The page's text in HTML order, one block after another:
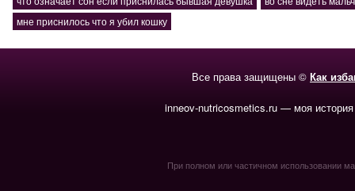
мне приснилось что я убил кошку
Все права защищены © Как
inneov-nutricosmetics.ru — моя
При полном или частичном использовании